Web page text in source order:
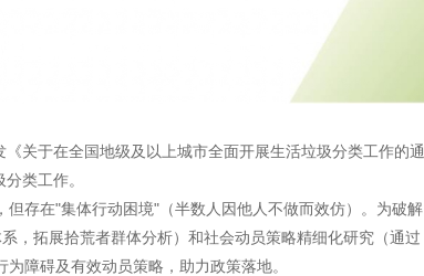
关于在全国地级及以上城市全面开展生活垃圾分类工作的通
类工作。
存在"集体行动困境"（半数人因他人不做而效仿）。为破解
，拓展拾荒者群体分析）和社会动员策略精细化研究（通过
障碍及有效动员策略，助力政策落地。